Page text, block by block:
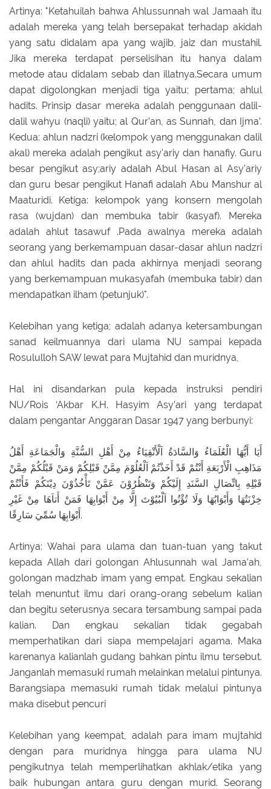
Artinya: "Ketahuilah bahwa Ahlussunnah wal Jamaah itu
adalah mereka yang telah bersepakat terhadap akidah
yang satu didalam apa yang wajib, jaiz dan mustahil.
Jika mereka terdapat perselisihan itu hanya dalam
metode atau didalam sebab dan illatnya.Secara umum
dapat digolongkan menjadi tiga yaitu; pertama; ahlul
hadits. Prinsip dasar mereka adalah penggunaan dalil-
dalil wahyu (naqli) yaitu; al Qur’an, as Sunnah, dan Ijma’.
Kedua: ahlun nadzri (kelompok yang menggunakan dalil
akal) mereka adalah pengikut asy'ariy dan hanafiy. Guru
besar pengikut asy;ariy adalah Abul Hasan al Asy'ariy
dan guru besar pengikut Hanafi adalah Abu Manshur al
Maaturidi. Ketiga: kelompok yang konsern mengolah
rasa (wujdan) dan membuka tabir (kasyaf). Mereka
adalah ahlut tasawuf .Pada awalnya mereka adalah
seorang yang berkemampuan dasar-dasar ahlun nadzri
dan ahlul hadits dan pada akhirnya menjadi seorang
yang berkemampuan mukasyafah (membuka tabir) dan
mendapatkan ilham (petunjuk)".
Kelebihan yang ketiga; adalah adanya ketersambungan
sanad keilmuannya dari ulama NU sampai kepada
Rosululloh SAW lewat para Mujtahid dan muridnya,
Hal ini disandarkan pula kepada instruksi pendiri
NU/Rois ‘Akbar K.H. Hasyim Asy’ari yang terdapat
dalam pengantar Anggaran Dasar 1947 yang berbunyi:
أَيَا أَيُّهَا الْعُلَمَاءُ وَالسَّادَةُ اَلْأَتْقِيَاءُ مِنْ أَهْلِ السُّنَّةِ وَالْجَمَاعَةِ أَهْلُ
مَذَاهِبِ الْأَرْبَعَةِ أَنْتُمْ قَدْ أَخَذْتُمْ اَلْعُلُوْمَ مِمَّنْ قَبْلِكُمْ وَمَنْ قَبْلُكُمْ مِمَّنْ
قَبْلِهِ بِاتِّصَالِ السَّنَدِ إِلَيْكُمْ وَتَنْظُرُوْنَ عَمَّنْ تَأْخُذُوْنَ دِيْنَكُمْ فَأَنْتُمْ
خِزْنَتُهَا وَأَبْوَابُهَا وَلَا تُؤْتُوا اَلْبُيُوْتَ إِلَّا مِنْ أَبْوَابِهَا فَمَنْ أَتاَهَا مِنْ غَيْرِ
أَبْوَابِهَا سُمِّيَ سَارِقًا.
Artinya: Wahai para ulama dan tuan-tuan yang takut
kepada Allah dari golongan Ahlusunnah wal Jama’ah,
golongan madzhab imam yang empat. Engkau sekalian
telah menuntut ilmu dari orang-orang sebelum kalian
dan begitu seterusnya secara tersambung sampai pada
kalian. Dan engkau sekalian tidak gegabah
memperhatikan dari siapa mempelajari agama. Maka
karenanya kalianlah gudang bahkan pintu ilmu tersebut.
Janganlah memasuki rumah melainkan melalui pintunya.
Barangsiapa memasuki rumah tidak melalui pintunya
maka disebut pencuri
Kelebihan yang keempat, adalah para imam mujtahid
dengan para muridnya hingga para ulama NU
pengikutnya telah memperlihatkan akhlak/etika yang
baik hubungan antara guru dengan murid. Seorang